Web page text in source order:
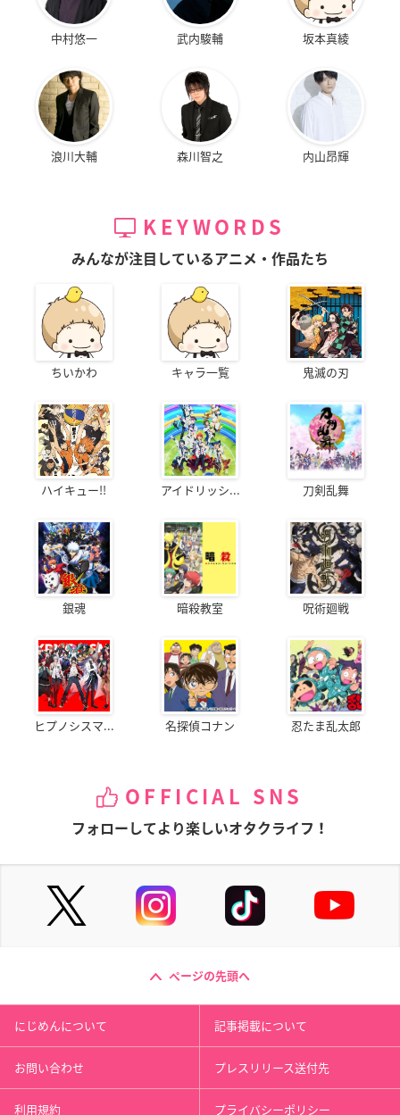
中村悠一 武内駿輔 坂本真綾
浪川大輔 森川智之 内山昂輝
KEYWORDS
みんなが注目しているアニメ・作品たち
ちいかわ キャラ一覧 鬼滅の刃
ハイキュー!! アイドリッシ... 刀剣乱舞
銀魂 暗殺教室 呪術廻戦
ヒプノシスマ... 名探偵コナン 忍たま乱太郎
OFFICIAL SNS
フォローしてより楽しいオタクライフ！
ページの先頭へ
にじめんについて 記事掲載について
お問い合わせ プレスリリース送付先
利用規約 プライバシーポリシー